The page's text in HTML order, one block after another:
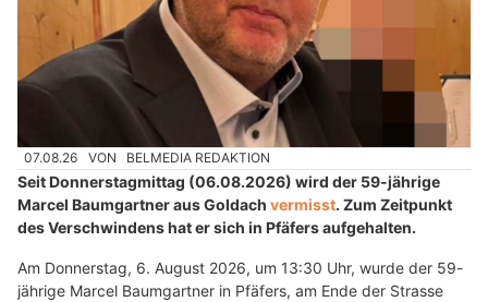
07.08.26 VON BELMEDIA REDAKTION
Seit Donnerstagmittag (06.08.2026) wird der 59-jährige
Marcel Baumgartner aus Goldach vermisst. Zum Zeitpunkt
des Verschwindens hat er sich in Pfäfers aufgehalten.
Am Donnerstag, 6. August 2026, um 13:30 Uhr, wurde der 59-
jährige Marcel Baumgartner in Pfäfers, am Ende der Strasse